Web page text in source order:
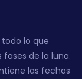
lo que
de la luna.
las fechas